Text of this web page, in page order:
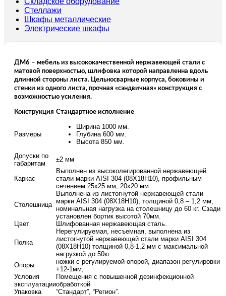
Стеллажи
Шкафы металлические
Электрические шкафы
ДМ6 – мебель из высококачественной нержавеющей стали с
матовой поверхностью, шлифовка которой направленна вдоль
длинной стороны листа. Цельносварные корпуса, боковины и
стенки из одного листа, прочная «сэндвичная» конструкция с
возможностью усиления.
Конструкция Стандартное исполнение
Размеры
Ширина 1000 мм.
Глубина 600 мм.
Высота 850 мм.
Допуски по
габаритам
±2 мм
Каркас
Выполнен из высоколегированной нержавеющей
стали марки AISI 304 (08Х18Н10), профильным
сечением 25х25 мм, 20х20 мм.
Столешница
Выполнена из листогнутой нержавеющей стали
марки AISI 304 (08Х18Н10), толщиной 0,8 – 1,2 мм,
номинальная нагрузка на столешницу до 60 кг. Сзади
установлен бортик высотой 70мм.
Цвет
Шлифованная нержавеющая сталь.
Полка
Нерегулируемая, несъемная, выполнена из
листогнутой нержавеющей стали марки AISI 304
(08Х18Н10) толщиной 0,8-1,2 мм с максимальной
нагрузкой до 50кг.
Опоры
ножки с регулируемой опорой, диапазон регулировки
+12-1мм;
Условия
эксплуатации
Помещения с повышенной дезинфекционной
обработкой
Упаковка
“Стандарт”, “Регион”.